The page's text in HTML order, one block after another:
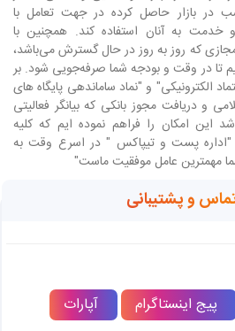
در بازار حاصل کرده در جهت تعامل با
خدمت به آنان استفاده کند. همچنین با
که روز به روز در حال گسترش می‌باشد،
تا در وقت و بودجه شما صرفه‌جویی شود. بر
الکترونیکی" و "نماد ساماندهی پایگاه های
و دریافت مجوز بانکی که بیانگر فعالیتی
این امکان را فراهم نموده ایم که کلیه
"اداره پست و تیپاکس " در اسرع وقت به
مهمترین عامل موفقیت ماست"
و پشتیبانی
پیج اینستاگرام آپارات